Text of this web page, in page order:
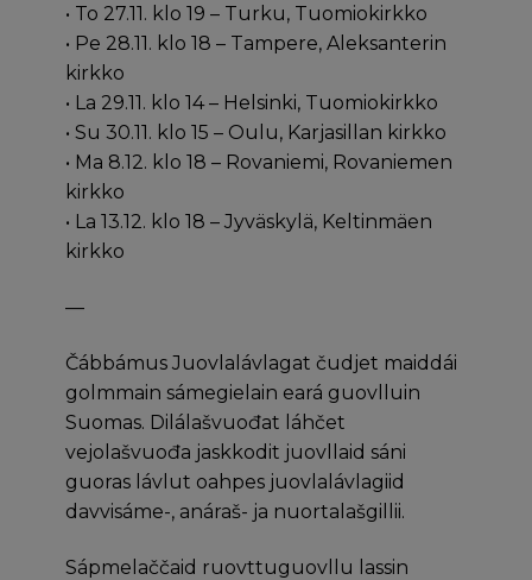
• To 27.11. klo 19 – Turku, Tuomiokirkko
• Pe 28.11. klo 18 – Tampere, Aleksanterin
kirkko
• La 29.11. klo 14 – Helsinki, Tuomiokirkko
• Su 30.11. klo 15 – Oulu, Karjasillan kirkko
• Ma 8.12. klo 18 – Rovaniemi, Rovaniemen
kirkko
• La 13.12. klo 18 – Jyväskylä, Keltinmäen
kirkko
—
Čábbámus Juovlalávlagat čudjet maiddái
golmmain sámegielain eará guovlluin
Suomas. Dilálašvuođat láhčet
vejolašvuođa jaskkodit juovllaid sáni
guoras lávlut oahpes juovlalávlagiid
davvisáme-, anáraš- ja nuortalašgillii.
Sápmelaččaid ruovttuguovllu lassin